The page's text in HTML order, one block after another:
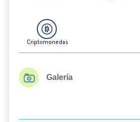
Criptomonedas
Galería